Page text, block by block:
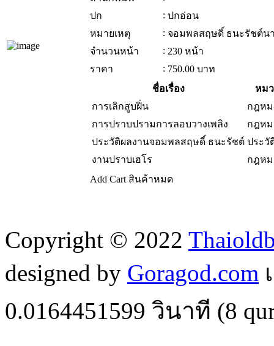
ปก
: ปกอ่อน
หมายเหตุ
: จอมพลสฤษดิ์ ธนะรัชต์น
จำนวนหน้า
: 230 หน้า
ราคา
: 750.00 บาท
ชื่อเรื่อง
หม
การเลิกสูบฝิ่น
กฎหม
การปราบปรามการลอบวางเพลิง
กฎหม
ประวัติผลงานจอมพลสฤษดิ์ ธนะรัชต์ ประวั
งานปราบเฮโร
กฎหม
Add Cart สินค้าหมด
Copyright © 2022
designed by Goragod.com
0.0164451599 วินาที (8